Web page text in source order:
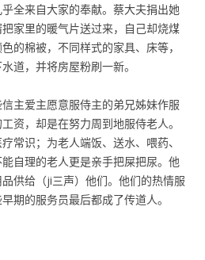
全来自大家的奉献。蔡大夫捐出她
家里的暖气片送过来，自己却烧煤
的棉被，不同样式的家具、床等，
道，并将房屋粉刷一新。
主爱主愿意服侍主的弟兄姊妹作服
资，却是在努力周到地服侍老人。
常识；为老人端饭、送水、喂药、
自理的老人更是亲手把屎把尿。他
供给（ji三声）他们。他们的热情服
期的服务员最后都成了传道人。